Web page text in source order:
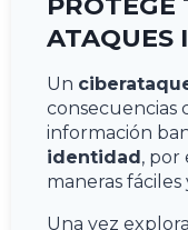
ATAQUES
Un
consecuencias
información
identidad, por
maneras
Una vez